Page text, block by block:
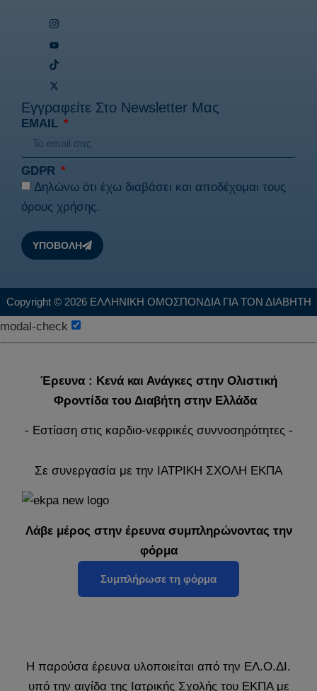
Εγγραφείτε Στο Newsletter Μας
EMAIL
GDPR
Δηλώνω ότι έχω διαβάσει και αποδέχομαι τους
όρους χρήσης.
ΥΠΟΒΟΛΗ
Copyright © 2026 ΕΛΛΗΝΙΚΗ ΟΜΟΣΠΟΝΔΙΑ ΓΙΑ ΤΟΝ ΔΙΑΒΗΤΗ
modal-check
Έρευνα : Κενά και Ανάγκες στην Ολιστική
Φροντίδα του Διαβήτη στην Ελλάδα
- Εστίαση στις καρδιο-νεφρικές συννοσηρότητες -
Σε συνεργασία με την ΙΑΤΡΙΚΗ ΣΧΟΛΗ ΕΚΠΑ
Λάβε μέρος στην έρευνα συμπληρώνοντας την
φόρμα
Συμπλήρωσε τη φόρμα
Η παρούσα έρευνα υλοποιείται από την ΕΛ.Ο.ΔΙ.
υπό την αιγίδα της Ιατρικής Σχολής του ΕΚΠΑ με